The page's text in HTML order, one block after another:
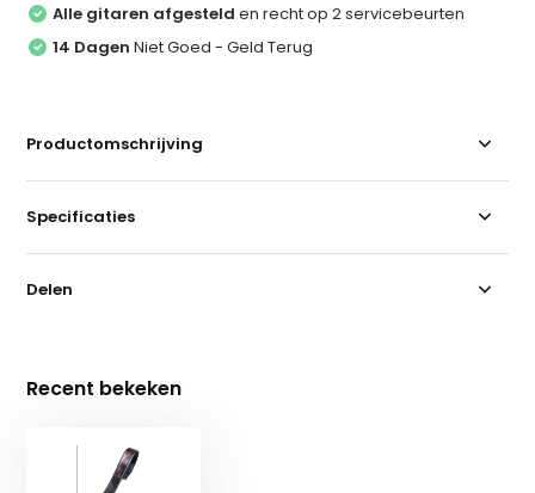
Alle gitaren afgesteld en recht op 2 servicebeurten
14 Dagen Niet Goed - Geld Terug
Productomschrijving
Specificaties
Delen
Recent bekeken